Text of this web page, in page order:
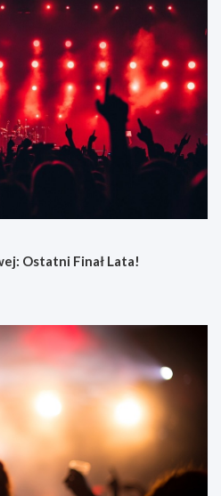
Ostatni Finał Lata!